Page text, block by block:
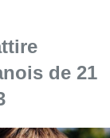
de 21